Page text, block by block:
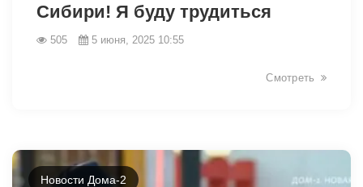
Сибири! Я буду трудиться
505 5 июня, 2025 10:55
Смотреть
Новости Дома-2